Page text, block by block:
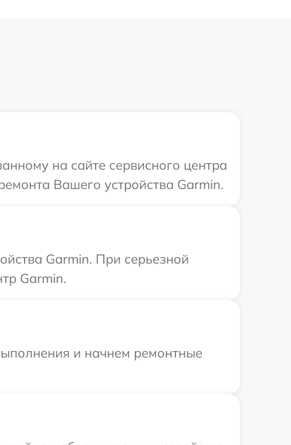
на сайте сервисного центра
Вашего устройства Garmin.
Garmin. При серьезной
Garmin.
и начнем ремонтные